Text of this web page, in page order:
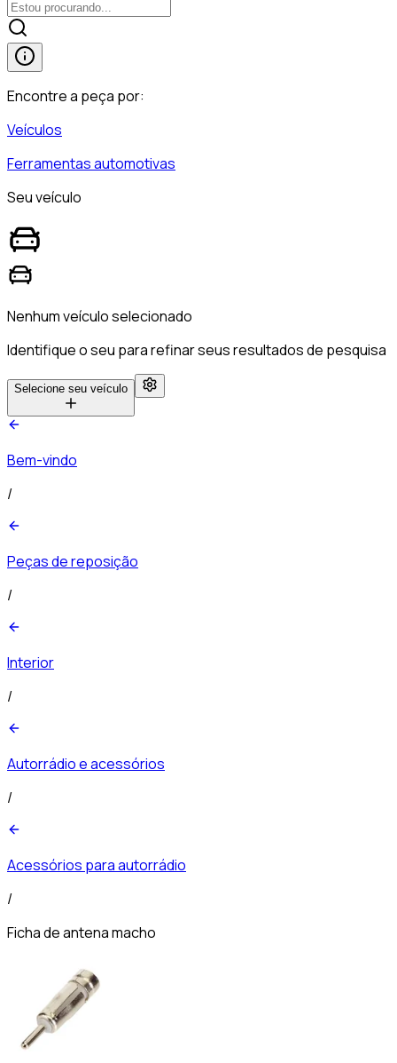
Encontre a peça por:
Veículos
Ferramentas automotivas
Seu veículo
Nenhum veículo selecionado
Identifique o seu para refinar seus resultados de pesquisa
Selecione seu veículo
Bem-vindo
/
Peças de reposição
/
Interior
/
Autorrádio e acessórios
/
Acessórios para autorrádio
/
Ficha de antena macho